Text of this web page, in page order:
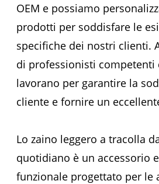
OEM e possiamo
prodotti per soddisfare le
specifiche dei nostri clienti.
di professionisti competenti
lavorano per garantire la
cliente e fornire un
Lo zaino leggero a tracolla
quotidiano è un accessorio
funzionale progettato per le